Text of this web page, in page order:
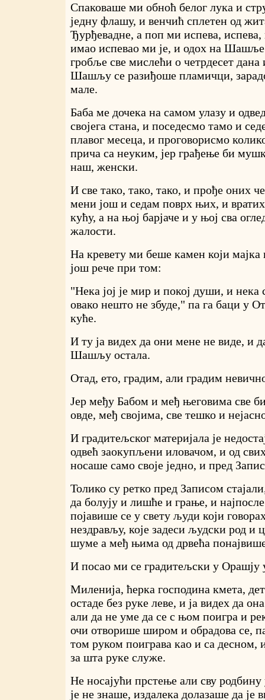
Спаковаше ми обноћ белог лука и
једну флашу, и венчић сплетен од
Ђурђевадне, а поп ми испева, испева,
имао испевао ми је, и одох на Шашље
гробље све мислећи о четрдесет дана
Шашљу се разиђоше пламичци,
мале.
Баба ме дочека на самом улазу и
својега стана, и поседесмо тамо и
плавог месеца, и проговорисмо
прича са неуким, јер грађење би
наш, женски.
И све тако, тако, тако, и прође оних
мени још и седам поврх њих, и вратих
кућу, а на њој барјаче и у њој сва
жалости.
На кревету ми беше камен који мајка
још рече при том:
"Нека јој је мир и покој души, и нека
овако нешто не збуде," па га баци у
куће.
И ту ја видех да они мене не виде, и
Шашљу остала.
Отад, ето, градим, али градим
Јер међу Бабом и међ његовима све
овде, међ својима, све тешко и
И градитељског материјала је
одвећ заокупљени иловачом, и од
носаше само своје једно, и пред
Толико су ретко пред Записом
да болују и лишће и грање, и
појавише се у свету људи који
нездрављу, које задеси људски род и
шуме а међ њима од дрвећа
И посао ми се градитељски у Орашју
Миленија, ћерка господина кмета,
остаде без руке леве, и ја видех да
али да не уме да се с њом поигра и
очи отворише широм и обрадова се,
том руком поиграва као и са десном,
за шта руке служе.
Не носајући прстење али сву
је не знаше, издалека долазаше да је